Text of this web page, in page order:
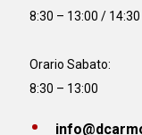
8:30 – 13:00 /
Orario Sabato:
8:30 – 13:00